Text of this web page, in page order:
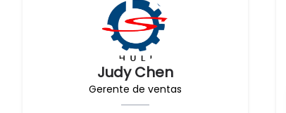
Judy Chen
Gerente de ventas